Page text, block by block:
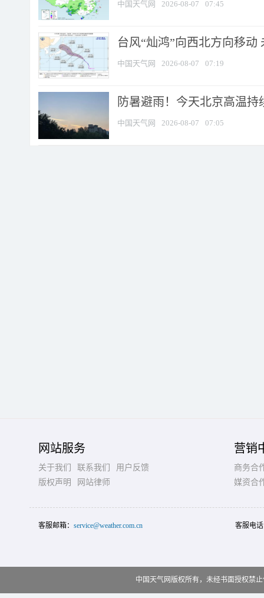
中国天气网 2026-08-07 07:45
台风“灿鸿”向西北方向移动
中国天气网 2026-08-07 07:19
防暑避雨！今天北京高温
中国天气网 2026-08-07 07:05
网站服务
关于我们 联系我们
用户反馈
版权声明
网站律师
营销
商务合
媒资合
客服邮箱： service@weather.com.cn 客服电
中国天气网版权所有，未经书面授权